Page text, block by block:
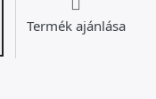
Termék ajánlása